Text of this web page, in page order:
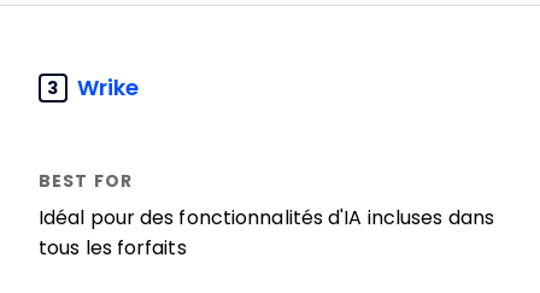
3 Wrike
Idéal pour des fonctionnalités d'IA incluses dans
tous les forfaits